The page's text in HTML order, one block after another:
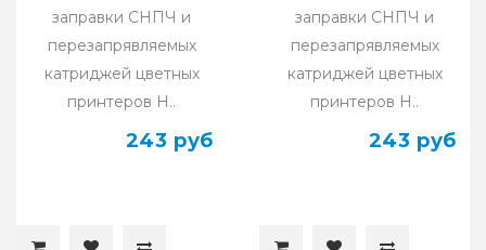
заправки СНПЧ и
перезапрявляемых
катриджей цветных
принтеров H..
243 руб
заправки СНПЧ и
перезапрявляемых
катриджей цветных
принтеров H..
243 руб